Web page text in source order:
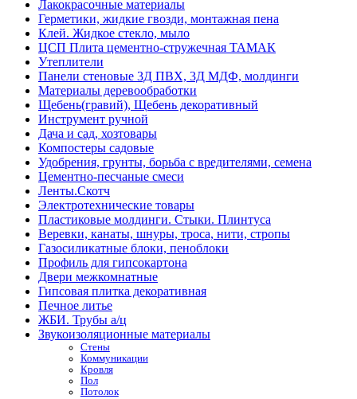
Лакокрасочные материалы
Герметики, жидкие гвозди, монтажная пена
Клей. Жидкое стекло, мыло
ЦСП Плита цементно-стружечная ТАМАК
Утеплители
Панели стеновые 3Д ПВХ, 3Д МДФ, молдинги
Материалы деревообработки
Щебень(гравий), Щебень декоративный
Инструмент ручной
Дача и сад, хозтовары
Компостеры садовые
Удобрения, грунты, борьба с вредителями, семена
Цементно-песчаные смеси
Ленты.Скотч
Электротехнические товары
Пластиковые молдинги. Стыки. Плинтуса
Веревки, канаты, шнуры, троса, нити, стропы
Газосиликатные блоки, пеноблоки
Профиль для гипсокартона
Двери межкомнатные
Гипсовая плитка декоративная
Печное литье
ЖБИ. Трубы а/ц
Звукоизоляционные материалы
Стены
Коммуникации
Кровля
Пол
Потолок